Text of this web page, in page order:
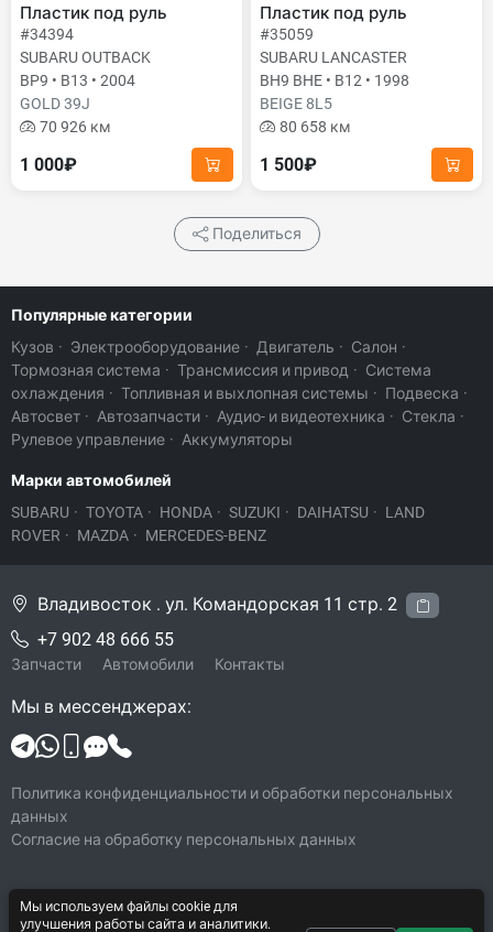
Пластик под руль
#34394
SUBARU OUTBACK
BP9 • B13 • 2004
GOLD 39J
70 926 км
1 000₽
Пластик под руль
#35059
SUBARU LANCASTER
BH9 BHE • B12 • 1998
BEIGE 8L5
80 658 км
1 500₽
Поделиться
Популярные категории
Кузов · Электрооборудование · Двигатель · Салон ·
Тормозная система · Трансмиссия и привод · Система
охлаждения · Топливная и выхлопная системы · Подвеска ·
Автосвет · Автозапчасти · Аудио- и видеотехника · Стекла ·
Рулевое управление · Аккумуляторы
Марки автомобилей
SUBARU · TOYOTA · HONDA · SUZUKI · DAIHATSU · LAND
ROVER · MAZDA · MERCEDES-BENZ
© 2026 Legacy-VL
Владивосток . ул. Командорская 11 стр. 2
+7 902 48 666 55
Запчасти Автомобили Контакты
Мы в мессенджерах:
Политика конфиденциальности и обработки персональных
данных
Согласие на обработку персональных данных
Мы используем файлы cookie для
улучшения работы сайта и аналитики.